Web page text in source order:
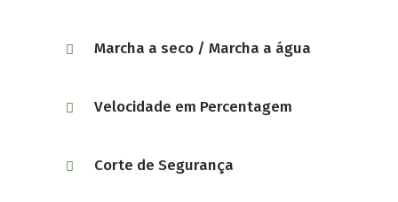
Marcha a seco / Marcha a água
Velocidade em Percentagem
Corte de Segurança